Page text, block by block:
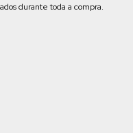
durante toda a compra.